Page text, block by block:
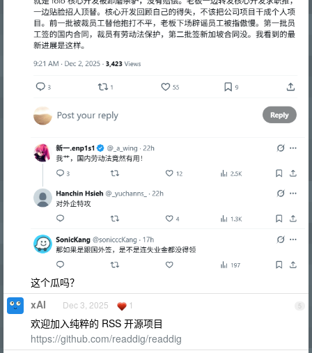
这个瓜吗？
5
xAI Dec 3, 2025 1
欢迎加入纯粹的 RSS 开源项目
https://github.com/readdig/readdig